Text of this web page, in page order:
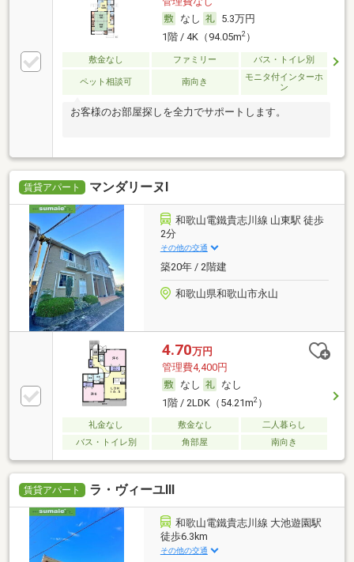
なし
5.3万円
1階 / 4K（94.05m2）
敷金なし ファミリー バス・トイレ別
ペット相談可 南向き
モニタ付インターホ
ン
お客様のお部屋探しを全力でサポートします。
賃貸アパート マンダリーヌⅠ
和歌山電鐵貴志川線 山東駅 徒歩
2分
その他の交通
築20年 / 2階建
和歌山県和歌山市永山
4.70万円
管理費4,400円
なし
なし
1階 / 2LDK（54.21m2）
礼金なし 敷金なし
二人暮らし
バス・トイレ別
角部屋 南向き
賃貸アパート ラ・ヴィーユⅢ
和歌山電鐵貴志川線 大池遊園駅
徒歩6.3km
その他の交通